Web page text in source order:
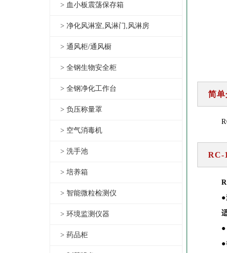
> 血小板震荡保存箱
> 净化风淋室,风淋门,风淋房
> 通风柜/通风橱
> 全钢生物安全柜
> 全钢净化工作台
> 负压称量罩
> 空气消毒机
> 洗手池
> 培养箱
> 智能微粒检测仪
> 环境监测仪器
> 药品柜
简单
RC-